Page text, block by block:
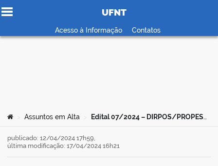
Ir para o conteúdo
UFNT
Acesso à Informação Contatos
Você está aqui:
Assuntos em Alta Edital 07/2024 – DIRPOS/PROPESQ – CONCESSÃO DE BOLSAS DE ESTUDOSCAPES/DS / CNPQ NAS MODALIDADES MESTRADO E DOUTORADO
publicado: 12/04/2024 17h59,
última modificação: 17/04/2024 16h21